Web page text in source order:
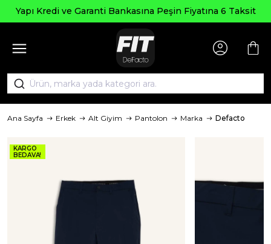
Yapı Kredi ve Garanti Bankasına Peşin Fiyatına 6 Taksit
Ana Sayfa Erkek Alt Giyim Pantolon Marka Defacto
KARGO
BEDAVA!